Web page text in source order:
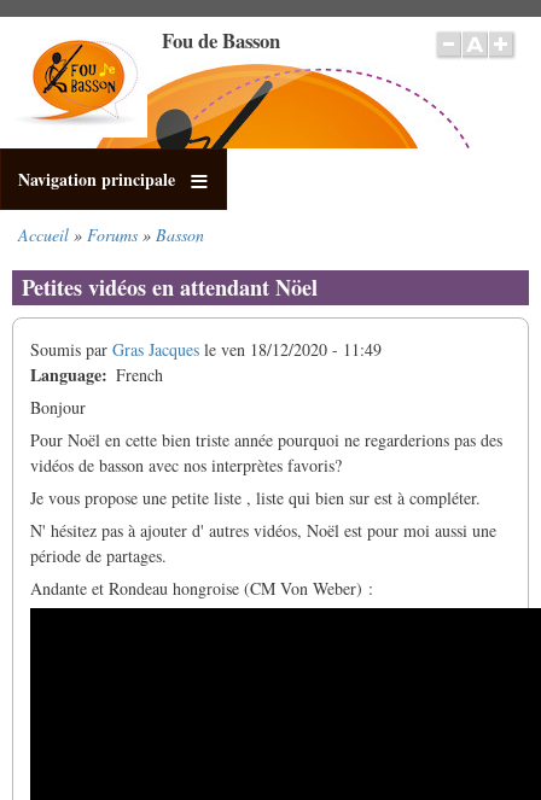
contenu
principal
Fou de Basson
Navigation principale
d'Ariane
Accueil Forums Basson
Petites vidéos en attendant Nöel
Soumis par Gras Jacques le ven 18/12/2020 - 11:49
Language
French
Bonjour
Pour Noël en cette bien triste année pourquoi ne regarderions pas des
vidéos de basson avec nos interprètes favoris?
Je vous propose une petite liste , liste qui bien sur est à compléter.
N' hésitez pas à ajouter d' autres vidéos, Noël est pour moi aussi une
période de partages.
Andante et Rondeau hongroise (CM Von Weber) :